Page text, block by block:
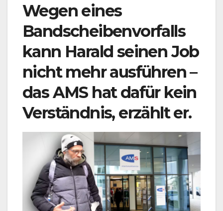
Wegen eines
Bandscheibenvorfalls
kann Harald seinen Job
nicht mehr ausführen –
das AMS hat dafür kein
Verständnis, erzählt er.